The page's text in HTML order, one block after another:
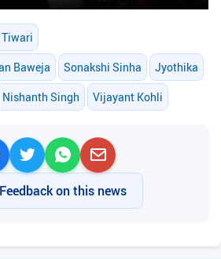
Baweja Sonakshi Sinha Jyothika
Nishanth Singh Vijayant Kohli
on this news